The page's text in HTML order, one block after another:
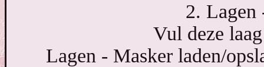
2. Lagen
Vul deze
Lagen - Masker laden/